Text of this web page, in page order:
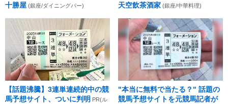
十勝屋 (銀座/ダイニングバー) 天空飲茶酒家 (銀座/中華料理)
【話題沸騰】3連単連続的中の競
馬予想サイト、ついに判明 PR(ル
"本当に無料で当たる？" 話題の
競馬予想サイトを元競馬記者が